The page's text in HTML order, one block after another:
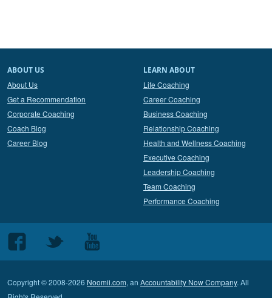
ABOUT US
About Us
Get a Recommendation
Corporate Coaching
Coach Blog
Career Blog
LEARN ABOUT
Life Coaching
Career Coaching
Business Coaching
Relationship Coaching
Health and Wellness Coaching
Executive Coaching
Leadership Coaching
Team Coaching
Performance Coaching
Follow
us
Facebook
Follow
Twitter
Follow
us
Youtube
Copyright © 2008-2026 Noomii.com, an Accountability Now Company. All